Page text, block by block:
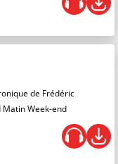
de Frédéric
Matin Week-end